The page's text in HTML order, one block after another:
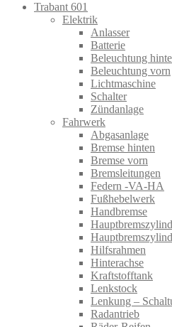
Trabant 601
Elektrik
Anlasser
Batterie
Beleuchtung
Beleuchtung vorn
Lichtmaschine
Schalter
Zündanlage
Fahrwerk
Abgasanlage
Bremse hinten
Bremse vorn
Bremsleitungen
Federn -VA-HA
Fußhebelwerk
Handbremse
Hilfsrahmen
Hinterachse
Kraftstofftank
Lenkstock
Lenkung –
Radantrieb